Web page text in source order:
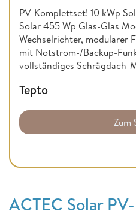
PV-Komplettset! 10 kWp
Solar 455 Wp Glas-Glas
Wechselrichter, modularer
mit Notstrom-/Backup-
vollständiges Schrägdach-
Tepto
Zum
ACTEC Solar